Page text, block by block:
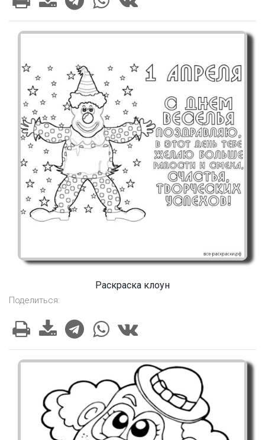
Раскраска клоун
Поделиться: